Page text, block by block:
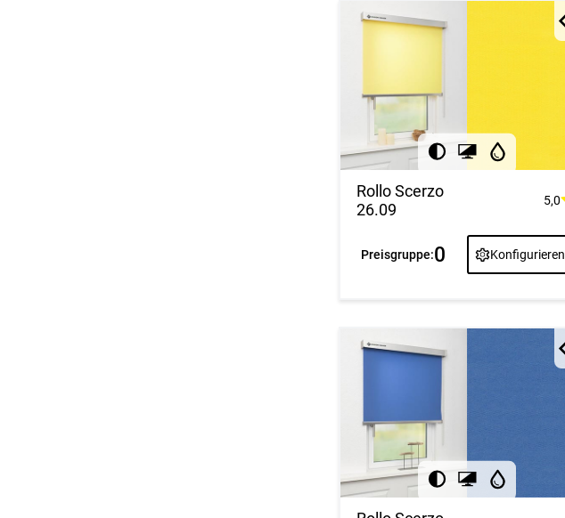
Rollo Scerzo
26.09
5,0
Konfigurieren
Preisgruppe:0